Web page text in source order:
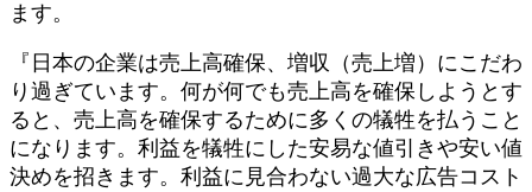
ます。
『日本の企業は売上高確保、増収（売上増）にこだわ
り過ぎています。何が何でも売上高を確保しようとす
ると、売上高を確保するために多くの犠牲を払うこと
になります。利益を犠牲にした安易な値引きや安い値
決めを招きます。利益に見合わない過大な広告コスト